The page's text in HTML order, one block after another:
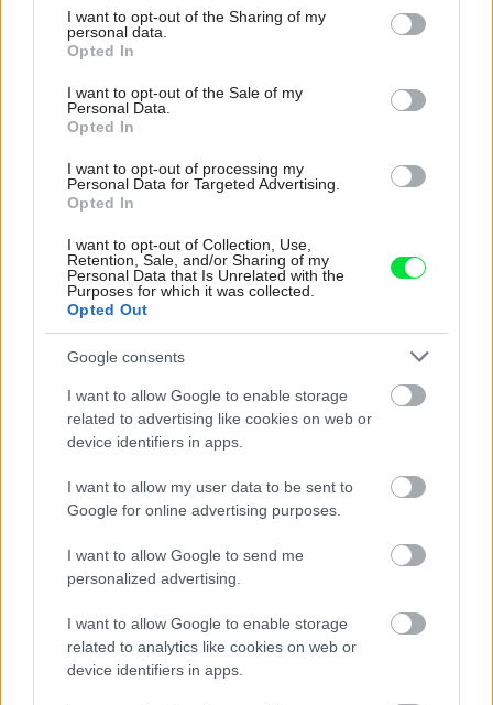
not limited to your visit or usage behaviour. You may click to
grant or deny consent to Google and its third-party tags to
use your data for below specified purposes in below Google
consent section.
I want to opt-out of the Sharing of my
personal data.
Opted In
I want to opt-out of the Sale of my
Personal Data.
Opted In
I want to opt-out of processing my
Personal Data for Targeted Advertising.
Opted In
I want to opt-out of Collection, Use,
Retention, Sale, and/or Sharing of my
Personal Data that Is Unrelated with the
Purposes for which it was collected.
Opted Out
Google consents
I want to allow Google to enable storage
related to advertising like cookies on web or
device identifiers in apps.
I want to allow my user data to be sent to
Google for online advertising purposes.
I want to allow Google to send me
personalized advertising.
I want to allow Google to enable storage
related to analytics like cookies on web or
device identifiers in apps.
Sabína Zavarská
Foto: Steve Mundinger, GLUCK+
Kategória: Návšteva
Tagy: colorado rezidencie
Zdieľať článok